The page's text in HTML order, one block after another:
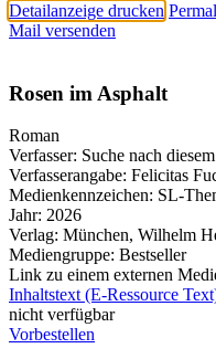
Detailanzeige drucken
Mail versenden
Rosen im Asphalt
Roman
Verfasser: Suche nach
Verfasserangabe: Felicitas
Medienkennzeichen: SL-
Jahr: 2026
Verlag: München, Wilhelm
Mediengruppe: Bestseller
Link zu einem externen
Inhaltstext (E-Ressource
nicht verfügbar
Vorbestellen